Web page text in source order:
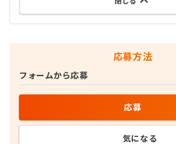
応募方法
フォームから応募
応募
気になる